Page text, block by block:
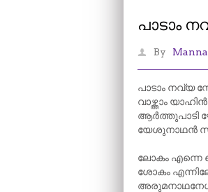
പാടാം
By Manna
പാടാം നവ്യ
വാഴ്ത്താം
ആർത്തുപാടി
യേശുനാഥൻ
ലോകം എന്നെ
ശോകം